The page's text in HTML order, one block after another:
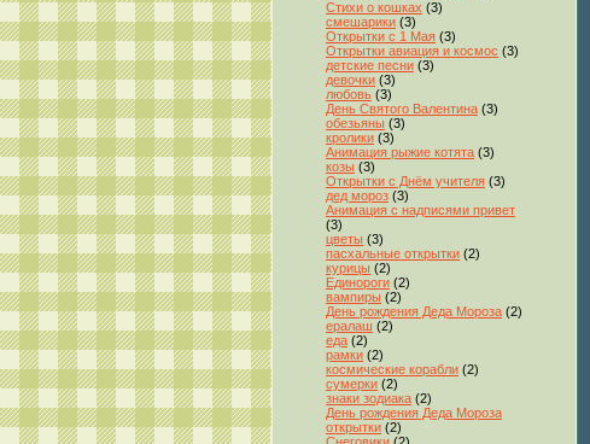
Стихи о кошках (3)
смешарики (3)
Открытки с 1 Мая (3)
Открытки авиация и космос (3)
детские песни (3)
девочки (3)
любовь (3)
День Святого Валентина (3)
обезьяны (3)
кролики (3)
Анимация рыжие котята (3)
козы (3)
Открытки с Днём учителя (3)
дед мороз (3)
Анимация с надписями привет
(3)
цветы (3)
пасхальные открытки (2)
курицы (2)
Единороги (2)
вампиры (2)
День рождения Деда Мороза (2)
ералаш (2)
еда (2)
рамки (2)
космические корабли (2)
сумерки (2)
знаки зодиака (2)
День рождения Деда Мороза
открытки (2)